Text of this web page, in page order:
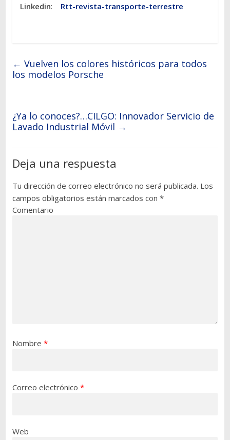
Linkedin: Rtt-revista-transporte-terrestre
← Vuelven los colores históricos para todos
los modelos Porsche
¿Ya lo conoces?…CILGO: Innovador Servicio de
Lavado Industrial Móvil →
Deja una respuesta
Tu dirección de correo electrónico no será publicada. Los
campos obligatorios están marcados con *
Comentario
Nombre *
Correo electrónico *
Web